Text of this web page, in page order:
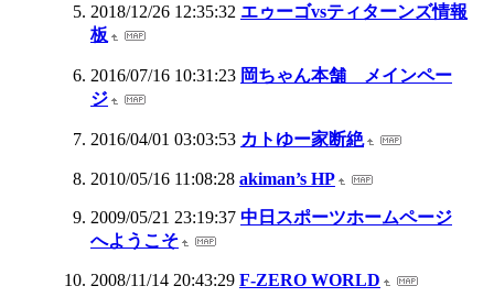
2018/12/26 12:35:32 エゥーゴvsティターンズ情報
板
2016/07/16 10:31:23 岡ちゃん本舗 メインペー
ジ
2016/04/01 03:03:53 カトゆー家断絶
2010/05/16 11:08:28 akiman’s HP
2009/05/21 23:19:37 中日スポーツホームページ
へようこそ
2008/11/14 20:43:29 F-ZERO WORLD